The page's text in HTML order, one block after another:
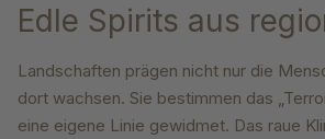
Edle Spirits aus
Landschaften prägen nicht nur die
dort wachsen. Sie bestimmen das
eine eigene Linie gewidmet. Das raue